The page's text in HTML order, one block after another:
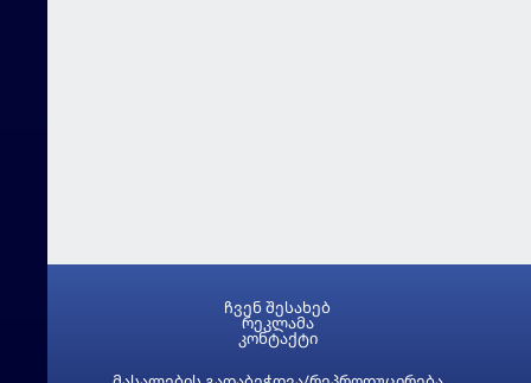
ჩვენ შესახებ
რეკლამა
კონტაქტი